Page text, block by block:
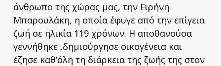
άνθρωπο της χώρας μας, την Ειρήνη
Μπαρουλάκη, η οποία έφυγε από την επίγεια
ζωή σε ηλικία 119 χρόνων. Η αποθανούσα
γεννήθηκε ,δημιούργησε οικογένεια και
έζησε καθ’όλη τη διάρκεια της ζωής της στον